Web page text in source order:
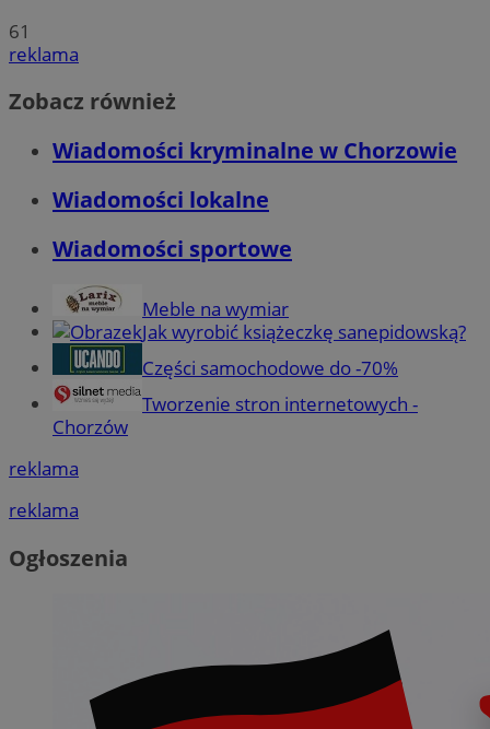
61
reklama
Zobacz również
Wiadomości kryminalne w Chorzowie
Wiadomości lokalne
Wiadomości sportowe
Meble na wymiar
Jak wyrobić książeczkę sanepidowską?
Części samochodowe do -70%
Tworzenie stron internetowych -
Chorzów
reklama
reklama
Ogłoszenia